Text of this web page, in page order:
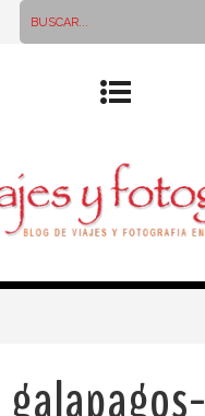
galapagos-